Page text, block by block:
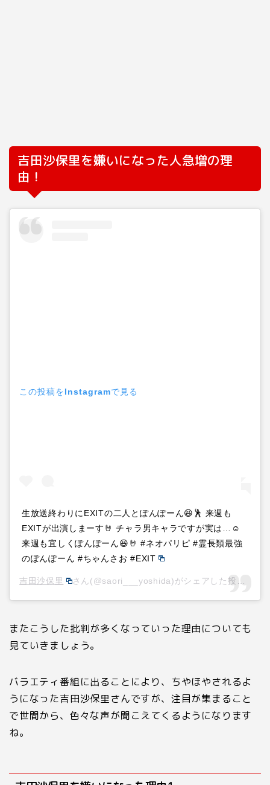
吉田沙保里を嫌いになった人急増の理
由！
この投稿をInstagramで見る
生放送終わりにEXITの二人とぽんぽーん😆🕺 来週も
EXITが出演しまーす🤘 チャラ男キャラですが実は…☺️
来週も宜しくぽんぽーん😆🤘 #ネオパリピ #霊長類最強
のぽんぽーん #ちゃんさお #EXIT
吉田沙保里 さん(@saori___yoshida)がシェアした投稿 –
またこうした批判が多くなっていった理由についても
見ていきましょう。
バラエティ番組に出ることにより、ちやほやされるよ
うになった吉田沙保里さんですが、注目が集まること
で世間から、色々な声が聞こえてくるようになります
ね。